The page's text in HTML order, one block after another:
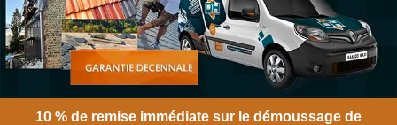
10 % de remise immédiate sur le démoussage de